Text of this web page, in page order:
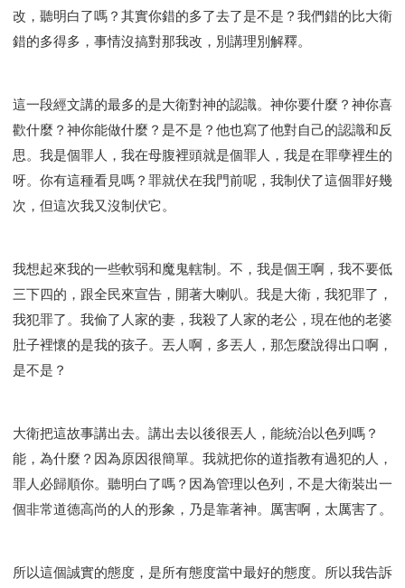
改，聽明白了嗎？其實你錯的多了去了是不是？我們錯的比大衛
錯的多得多，事情沒搞對那我改，別講理別解釋。
這一段經文講的最多的是大衛對神的認識。神你要什麼？神你喜
歡什麼？神你能做什麼？是不是？他也寫了他對自己的認識和反
思。我是個罪人，我在母腹裡頭就是個罪人，我是在罪孽裡生的
呀。你有這種看見嗎？罪就伏在我門前呢，我制伏了這個罪好幾
次，但這次我又沒制伏它。
我想起來我的一些軟弱和魔鬼轄制。不，我是個王啊，我不要低
三下四的，跟全民來宣告，開著大喇叭。我是大衛，我犯罪了，
我犯罪了。我偷了人家的妻，我殺了人家的老公，現在他的老婆
肚子裡懷的是我的孩子。丟人啊，多丟人，那怎麼說得出口啊，
是不是？
大衛把這故事講出去。講出去以後很丟人，能統治以色列嗎？
能，為什麼？因為原因很簡單。我就把你的道指教有過犯的人，
罪人必歸順你。聽明白了嗎？因為管理以色列，不是大衛裝出一
個非常道德高尚的人的形象，乃是靠著神。厲害啊，太厲害了。
所以這個誠實的態度，是所有態度當中最好的態度。所以我告訴